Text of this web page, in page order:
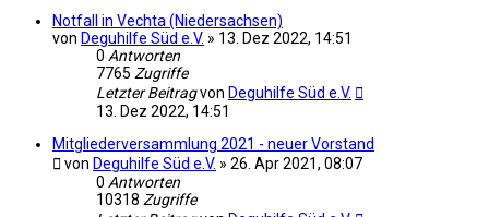
Notfall in Vechta (Niedersachsen)
von Deguhilfe Süd e.V. » 13. Dez 2022, 14:51
0 Antworten
7765 Zugriffe
Letzter Beitragvon Deguhilfe Süd e.V.
13. Dez 2022, 14:51
Mitgliederversammlung 2021 - neuer Vorstand
von Deguhilfe Süd e.V. » 26. Apr 2021, 08:07
0 Antworten
10318 Zugriffe